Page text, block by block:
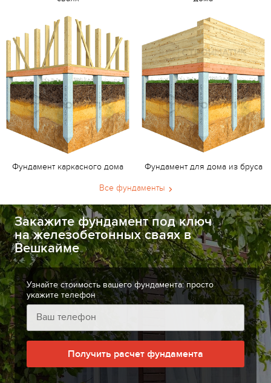
Фундамент каркасного дома Фундамент для дома из бруса
Все фундаменты
Закажите фундамент под ключ
на железобетонных сваях в
Вешкайме
Узнайте стоимость вашего фундамента: просто
укажите телефон
Получить расчет фундамента